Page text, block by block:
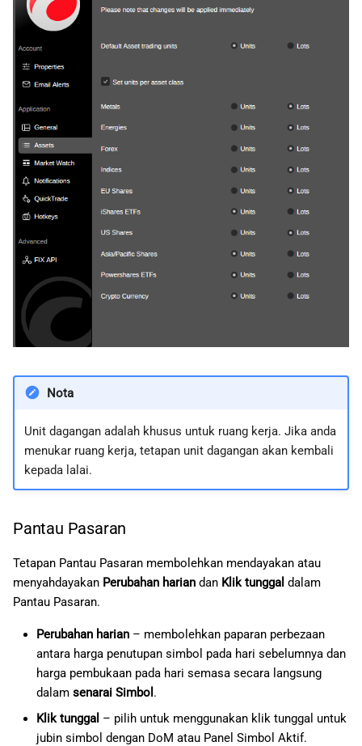
Nota
Unit dagangan adalah khusus untuk ruang kerja. Jika anda
menukar ruang kerja, tetapan unit dagangan akan kembali
kepada lalai.
Pantau Pasaran
Tetapan Pantau Pasaran membolehkan mendayakan atau
menyahdayakan Perubahan harian dan Klik tunggal dalam
Pantau Pasaran.
Perubahan harian– membolehkan paparan perbezaan
antara harga penutupan simbol pada hari sebelumnya dan
harga pembukaan pada hari semasa secara langsung
dalam senarai Simbol .
Klik tunggal – pilih untuk menggunakan klik tunggal untuk
jubin simbol dengan DoM atau Panel Simbol Aktif.